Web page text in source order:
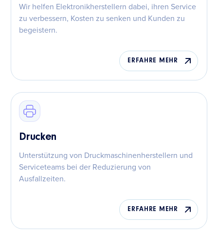
Wir helfen Elektronikherstellern dabei, ihren Service
zu verbessern, Kosten zu senken und Kunden zu
begeistern.
ERFAHRE MEHR
Drucken
Unterstützung von Druckmaschinenherstellern und
Serviceteams bei der Reduzierung von
Ausfallzeiten.
ERFAHRE MEHR